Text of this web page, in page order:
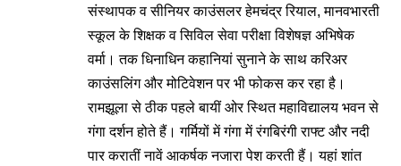
संस्थापक व सीनियर काउंसलर हेमचंद्र रियाल, मानवभारती
स्कूल के शिक्षक व सिविल सेवा परीक्षा विशेषज्ञ अभिषेक
वर्मा। तक धिनाधिन कहानियां सुनाने के साथ करिअर
काउंसलिंग और मोटिवेशन पर भी फोकस कर रहा है।
रामझूला से ठीक पहले बायीं ओर स्थित महाविद्यालय भवन से
गंगा दर्शन होते हैं। गर्मियों में गंगा में रंगबिरंगी राफ्ट और नदी
पार करातीं नावें आकर्षक नजारा पेश करती हैं। यहां शांत